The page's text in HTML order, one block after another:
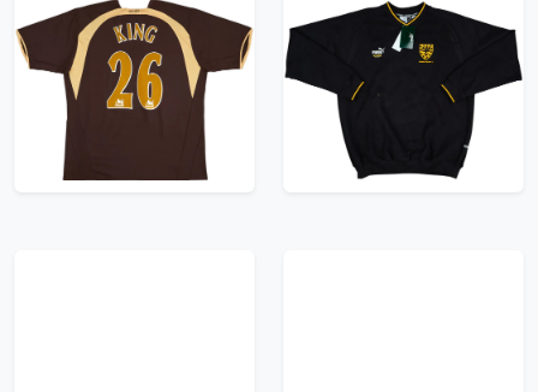
2006-07 Tottenham
Third Shirt King #26 -
7/10 - (XL)
239.99£ · ca. €283
2001-02 Wimbledon
Puma King Sweat Top
209.99£ · ca. €248
Trikot kaufen